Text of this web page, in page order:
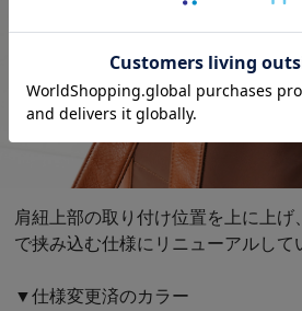
肩紐上部の取り付け位置を上に上
で挟み込む仕様にリニューアルして
▼仕様変更済のカラー